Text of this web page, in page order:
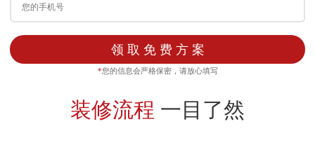
领 取 免 费 方 案
*您的信息会严格保密，请放心填写
装修流程 一目了然